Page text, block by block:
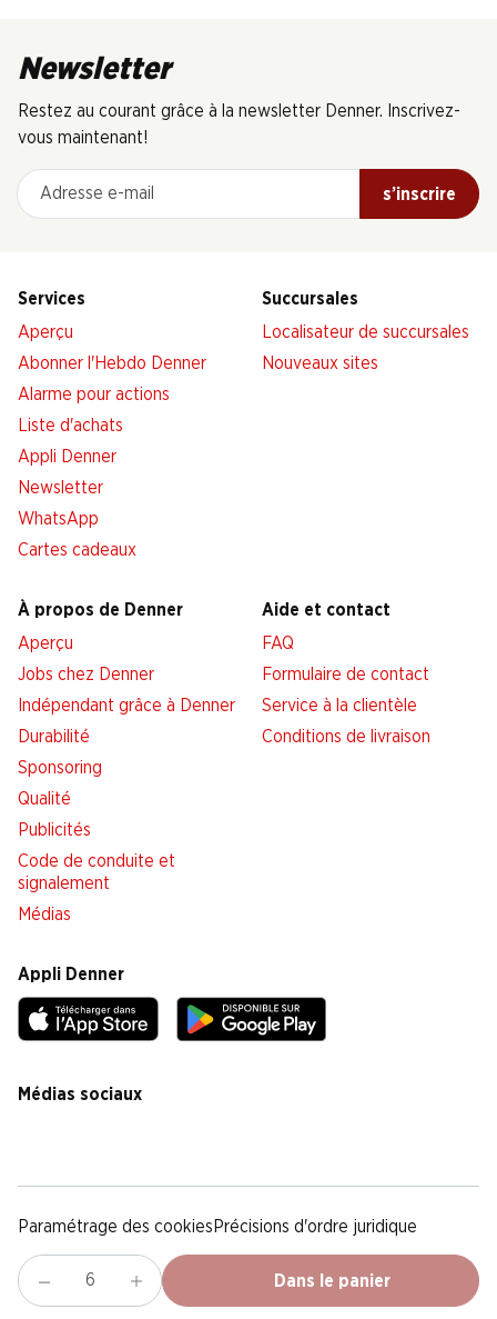
Dans le panier
Newsletter
Restez au courant grâce à la newsletter Denner. Inscrivez-
vous maintenant!
Adresse e-mail
s’inscrire
Services
Aperçu
Abonner l'Hebdo Denner
Alarme pour actions
Liste d'achats
Appli Denner
Newsletter
WhatsApp
Cartes cadeaux
Succursales
Localisateur de succursales
Nouveaux sites
À propos de Denner
Aperçu
Jobs chez Denner
Indépendant grâce à Denner
Durabilité
Sponsoring
Qualité
Publicités
Code de conduite et
signalement
Médias
Aide et contact
FAQ
Formulaire de contact
Service à la clientèle
Conditions de livraison
Appli Denner
Médias sociaux
Paramétrage des cookies Précisions d'ordre juridique
Déclaration de protection des donnéesNotice légaleCG